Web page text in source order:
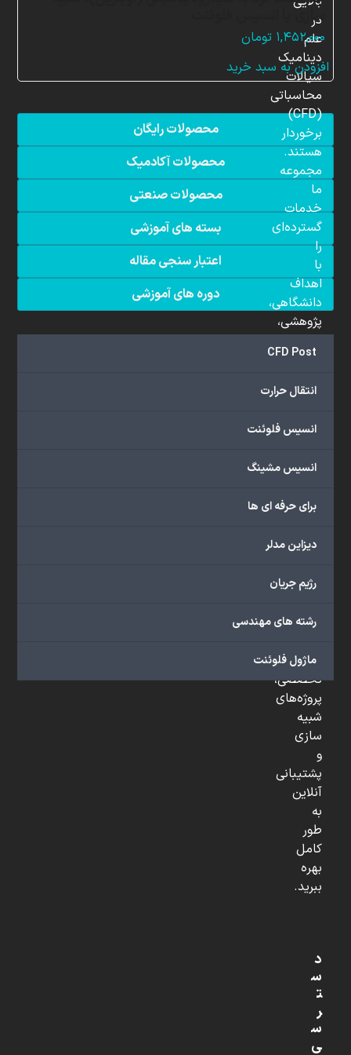
سازی با انسیس فلوئنت
۱,۴۵۲,۰۰۰ تومان
افزودن به سبد خرید
محصولات رایگان
محصولات آکادمیک
محصولات صنعتی
بسته های آموزشی
اعتبار سنجی مقاله
دوره های آموزشی
CFD Post
انتقال حرارت
انسیس فلوئنت
انسیس مشینگ
برای حرفه ای ها
دیزاین مدلر
رژیم جریان
رشته های مهندسی
ماژول فلوئنت
در
علم
دینامیک
سیالات
محاسباتی
(CFD)
برخوردار
هستند.
مجموعه
ما
خدمات
گسترده‌ای
را
با
اهداف
دانشگاهی،
پژوهشی،
صنعتی
ارائه
شما
از
مختلف
ما
محصولات
دوره‌های
مشاوره
تخصصی،
پروژه‌های
شبیه
سازی
و
پشتیبانی
آنلاین
به
طور
کامل
بهره
ببرید.
د
س
ت
ر
س
ی